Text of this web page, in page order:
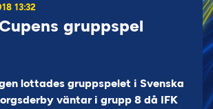
13:32
gruppspel
lottades gruppspelet i Svenska
väntar i grupp 8 då IFK